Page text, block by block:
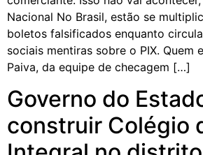
Nacional No Brasil, estão se
boletos falsificados enquanto
sociais mentiras sobre o PIX. Quem
Paiva, da equipe de checagem […]
Governo do
construir Colégio